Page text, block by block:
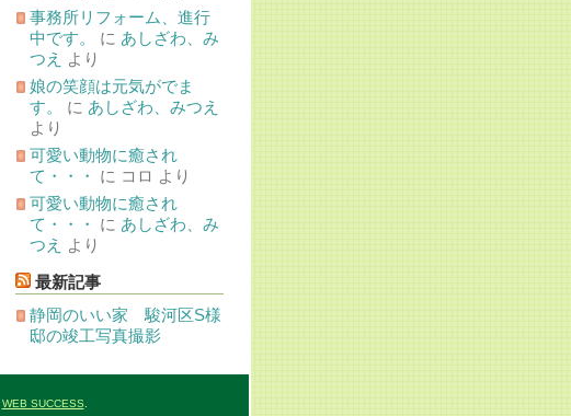
事務所リフォーム、進行
中です。
に あしざわ、み
つえ
より
娘の笑顔は元気がでま
す。
に あしざわ、みつえ
より
可愛い動物に癒され
て・・・
に コロ より
可愛い動物に癒され
て・・・
に あしざわ、み
つえ
より
最新記事
静岡のいい家 駿河区S様
邸の竣工写真撮影
WEB SUCCESS